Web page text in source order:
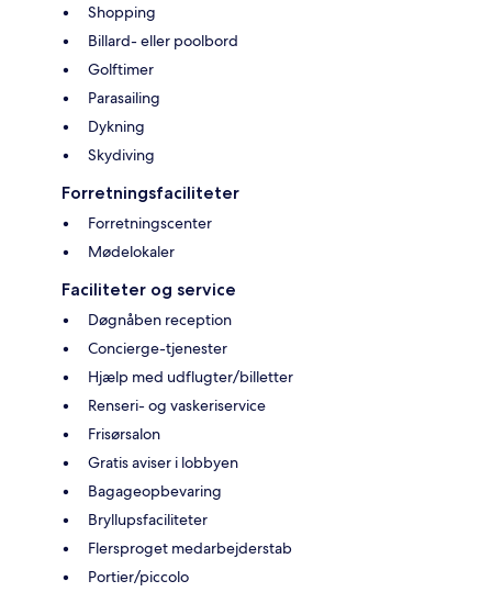
Shopping
Billard- eller poolbord
Golftimer
Parasailing
Dykning
Skydiving
Forretningsfaciliteter
Forretningscenter
Mødelokaler
Faciliteter og service
Døgnåben reception
Concierge-tjenester
Hjælp med udflugter/billetter
Renseri- og vaskeriservice
Frisørsalon
Gratis aviser i lobbyen
Bagageopbevaring
Bryllupsfaciliteter
Flersproget medarbejderstab
Portier/piccolo